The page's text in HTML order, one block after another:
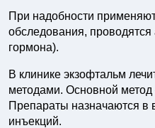
При надобности
обследования,
гормона).
В клинике экзофтальм
методами. Основной
Препараты назначаются в
инъекций.